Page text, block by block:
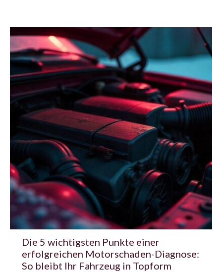
Die 5 wichtigsten Punkte einer
erfolgreichen Motorschaden-Diagnose:
So bleibt Ihr Fahrzeug in Topform